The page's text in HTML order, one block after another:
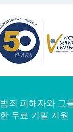
범죄 피해자와 그
한 무료 기밀 지원